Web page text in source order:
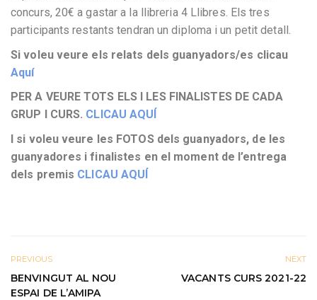
concurs, 20€ a gastar a la llibreria 4 Llibres. Els tres
participants restants tendran un diploma i un petit detall.
Si voleu veure els relats dels guanyadors/es clicau
Aquí
PER A VEURE TOTS ELS I LES FINALISTES DE CADA
GRUP I CURS. CLICAU AQUÍ
I si voleu veure les FOTOS dels guanyadors, de les
guanyadores i finalistes en el moment de l’entrega
dels premis CLICAU AQUÍ
PREVIOUS
BENVINGUT AL NOU
ESPAI DE L’AMIPA
NEXT
VACANTS CURS 2021-22